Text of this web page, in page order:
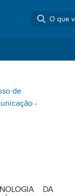
de
-
DA